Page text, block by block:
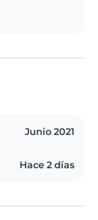
Junio 2021
Hace 2 días